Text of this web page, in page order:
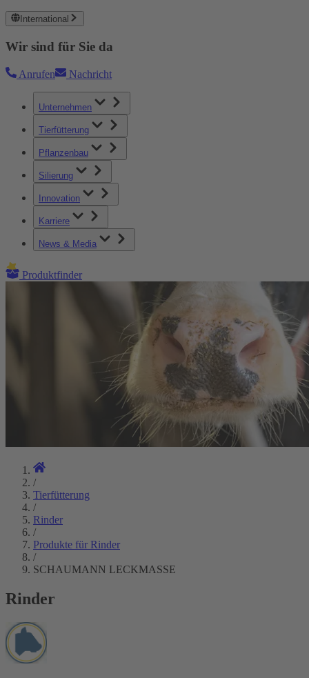
International
Wir sind für Sie da
Anrufen Nachricht
Unternehmen
Tierfütterung
Pflanzenbau
Silierung
Innovation
Karriere
News & Media
Produktfinder
/
Tierfütterung
/
Rinder
/
Produkte für Rinder
/
SCHAUMANN LECKMASSE
Rinder